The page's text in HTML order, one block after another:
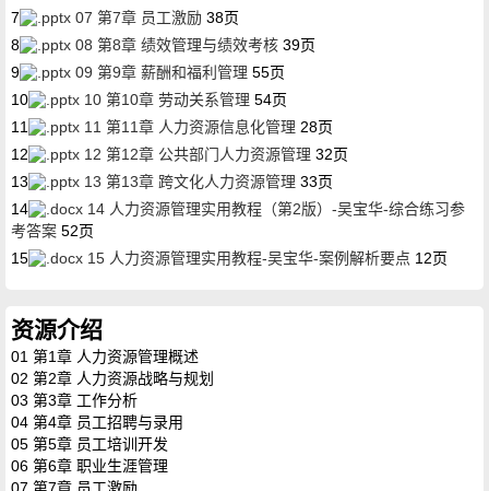
7
07 第7章 员工激励 38页
8
08 第8章 绩效管理与绩效考核 39页
9
09 第9章 薪酬和福利管理 55页
10
10 第10章 劳动关系管理 54页
11
11 第11章 人力资源信息化管理 28页
12
12 第12章 公共部门人力资源管理 32页
13
13 第13章 跨文化人力资源管理 33页
14
14 人力资源管理实用教程（第2版）-吴宝华-综合练习参
考答案 52页
15
15 人力资源管理实用教程-吴宝华-案例解析要点 12页
资源介绍
01 第1章 人力资源管理概述
02 第2章 人力资源战略与规划
03 第3章 工作分析
04 第4章 员工招聘与录用
05 第5章 员工培训开发
06 第6章 职业生涯管理